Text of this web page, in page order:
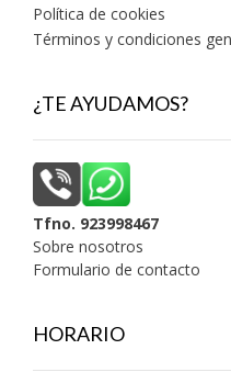
Política de cookies
Términos y condiciones
¿TE AYUDAMOS?
Tfno. 923998467
Sobre nosotros
Formulario de contacto
HORARIO